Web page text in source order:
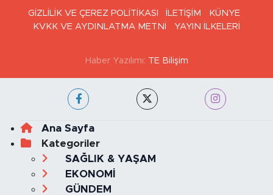
GİZLİLİK VE ÇEREZ POLİTİKASI İLETİŞİM
KÜNYE
KVKK VE AYDINLATMA METNİ
YAYIN İLKELERİ
Haber Yazılımı: TE Bilişim
Ana Sayfa
Kategoriler
SAĞLIK & YAŞAM
EKONOMİ
GÜNDEM